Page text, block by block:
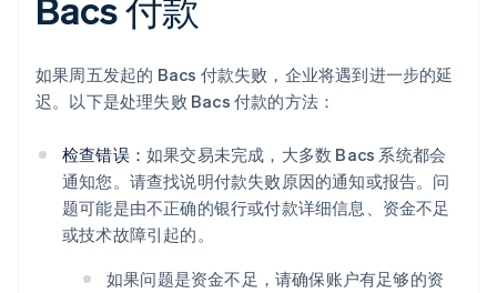
Bacs 付款
如果周五发起的 Bacs 付款失败，企业将遇到进一步的延
迟。以下是处理失败 Bacs 付款的方法：
检查错误： 如果交易未完成，大多数 Bacs 系统都会
通知您。请查找说明付款失败原因的通知或报告。问
题可能是由不正确的银行或付款详细信息、资金不足
或技术故障引起的。
如果问题是资金不足，请确保账户有足够的资